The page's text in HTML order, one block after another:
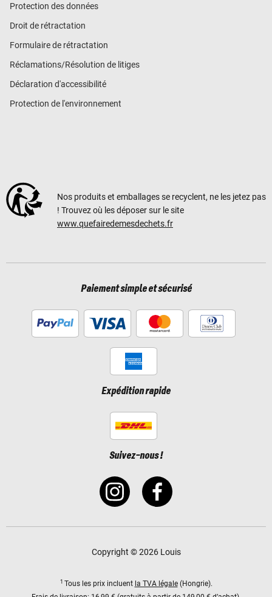
Protection des données
Droit de rétractation
Formulaire de rétractation
Réclamations/Résolution de litiges
Déclaration d'accessibilité
Protection de l'environnement
Nos produits et emballages se recyclent, ne les jetez pas
! Trouvez où les déposer sur le site
www.quefairedemesdechets.fr
Paiement simple et sécurisé
Expédition rapide
Suivez-nous !
Copyright © 2026 Louis
1 Tous les prix incluent la TVA légale(Hongrie).